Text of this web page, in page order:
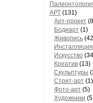
АРТ (131)
Арт-проект
Бодиарт (1)
Живопись
Инсталляция
Искусство
Креатив (13)
Скульптуры
Стрит-арт (1)
Фото-арт (5)
Художники